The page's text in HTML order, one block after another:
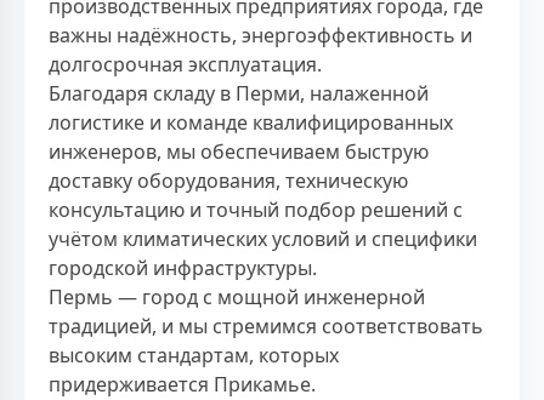
производственных предприятиях города, где
важны надёжность, энергоэффективность и
долгосрочная эксплуатация.
Благодаря складу в Перми, налаженной
логистике и команде квалифицированных
инженеров, мы обеспечиваем быструю
доставку оборудования, техническую
консультацию и точный подбор решений с
учётом климатических условий и специфики
городской инфраструктуры.
Пермь — город с мощной инженерной
традицией, и мы стремимся соответствовать
высоким стандартам, которых
придерживается Прикамье.